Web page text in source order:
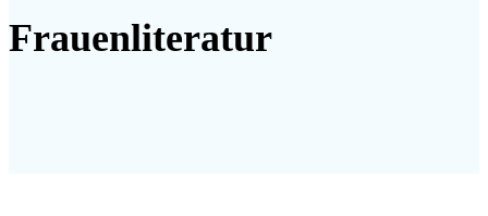
Frauenliteratur